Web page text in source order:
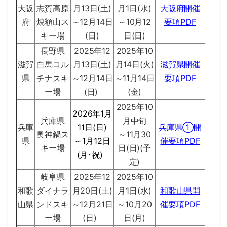
大阪
府
志賀高原
焼額山ス
キー場
月13日(土)
～12月14日
(日)
月1日(水)
～10月12
日(日)
大阪府開催
要項PDF
滋賀
県
長野県
白馬コル
チナスキ
ー場
2025年12
月13日(土)
～12月14日
(日)
2025年10
月14日(火)
～11月14日
(金)
滋賀県開催
要項PDF
兵庫
県
兵庫県
奥神鍋ス
キー場
2026年1月
11日(日)
～1月12日
(月･祝)
2025年10
月中旬
～11月30
日(日)(予
定)
兵庫県①開
催要項PDF
和歌
山県
岐阜県
ダイナラ
ンドスキ
ー場
2025年12
月20日(土)
～12月21日
(日)
2025年10
月1日(水)
～10月20
日(月)
和歌山県開
催要項PDF